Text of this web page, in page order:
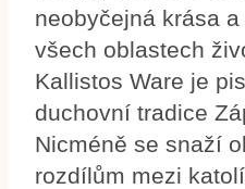
neobyčejná krása
všech oblastech
Kallistos Ware je
duchovní tradice
Nicméně se snaží
rozdílům mezi